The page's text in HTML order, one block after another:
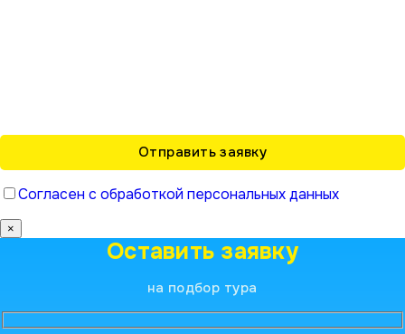
Согласен с обработкой персональных данных
×
Оставить заявку
на подбор тура